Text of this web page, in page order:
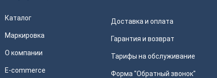
Каталог
Маркировка
О компании
E-commerce
Доставка и оплата
Гарантия и возврат
Тарифы на обслуживание
Форма "Обратный звонок"